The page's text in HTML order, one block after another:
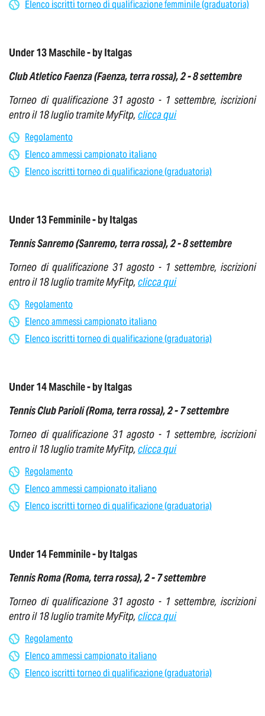
Elenco iscritti torneo di qualificazione femminile (graduatoria)
Under 13 Maschile - by Italgas
Club Atletico Faenza (Faenza,terra rossa),2 - 8 settembre
Torneo di qualificazione 31 agosto - 1 settembre, iscrizioni
entro il 18 luglio tramite MyFitp, clicca qui
Regolamento
Elenco ammessi campionato italiano
Elenco iscritti torneo di qualificazione (graduatoria)
Under 13 Femminile - by Italgas
Tennis Sanremo (Sanremo,terra rossa),2 - 8 settembre
Torneo di qualificazione 31 agosto - 1 settembre, iscrizioni
entro il 18 luglio tramite MyFitp, clicca qui
Regolamento
Elenco ammessi campionato italiano
Elenco iscritti torneo di qualificazione (graduatoria)
Under 14 Maschile - by Italgas
Tennis Club Parioli (Roma,terra rossa),2 - 7 settembre
Torneo di qualificazione 31 agosto - 1 settembre, iscrizioni
entro il 18 luglio tramite MyFitp, clicca qui
Regolamento
Elenco ammessi campionato italiano
Elenco iscritti torneo di qualificazione (graduatoria)
Under 14 Femminile - by Italgas
Tennis Roma (Roma, terra rossa), 2 - 7 settembre
Torneo di qualificazione 31 agosto - 1 settembre, iscrizioni
entro il 18 luglio tramite MyFitp, clicca qui
Regolamento
Elenco ammessi campionato italiano
Elenco iscritti torneo di qualificazione (graduatoria)